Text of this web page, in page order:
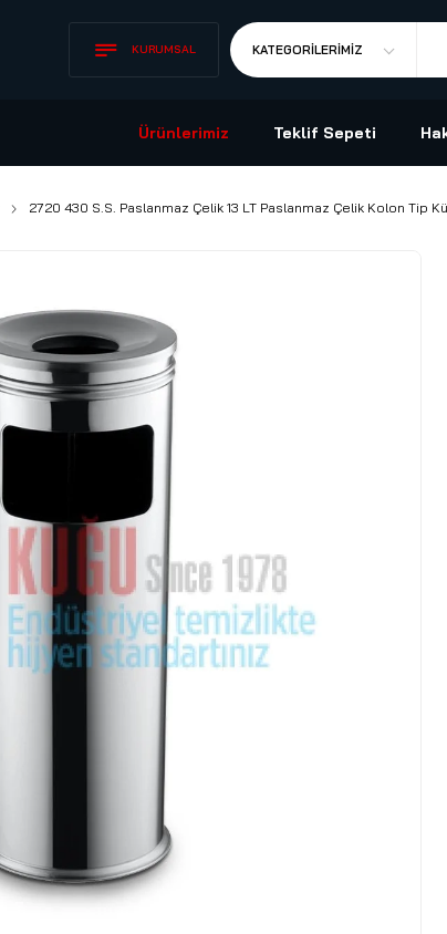
KURUMSAL KATEGORILERIMIZ
Ürünlerimiz Teklif Sepeti
2720 430 S.S. Paslanmaz Çelik 13 LT Paslanmaz Çelik Kolon Tip